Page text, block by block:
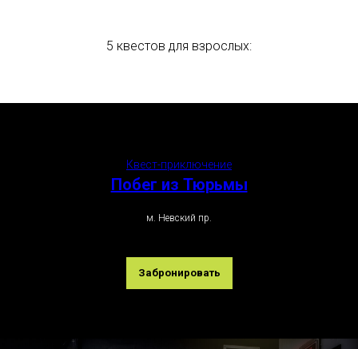
5 квестов для взрослых:
Квест-приключение
Побег из Тюрьмы
м. Невский пр.
Забронировать